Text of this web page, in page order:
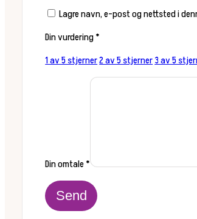
Lagre navn, e-post og nettsted i
Din vurdering*
1 av 5 stjerner2 av 5 stjerner3 av 5
Din omtale*